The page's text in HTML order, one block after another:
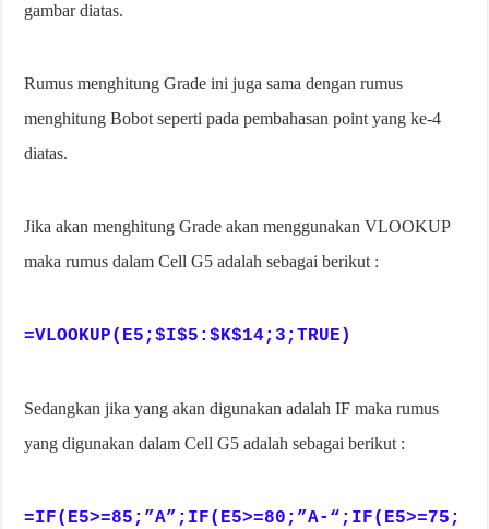
gambar diatas.
Rumus menghitung Grade ini juga sama dengan rumus
menghitung Bobot seperti pada pembahasan point yang ke-4
diatas.
Jika akan menghitung Grade akan menggunakan VLOOKUP
maka rumus dalam Cell G5 adalah sebagai berikut :
=VLOOKUP(E5;$I$5:$K$14;3;TRUE)
Sedangkan jika yang akan digunakan adalah IF maka rumus
yang digunakan dalam Cell G5 adalah sebagai berikut :
=IF(E5>=85;”A”;IF(E5>=80;”A-“;IF(E5>=75;